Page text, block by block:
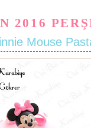
2016
Mouse